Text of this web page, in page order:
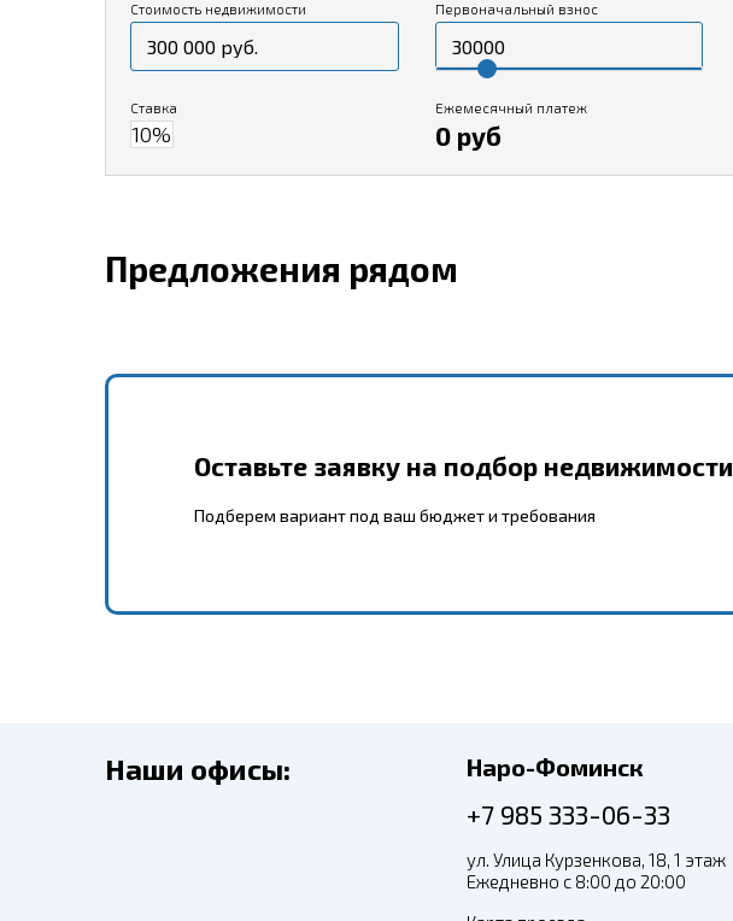
Стоимость недвижимости Первоначальный взнос
Ставка Ежемесячный платеж
0 руб
Предложения рядом
Оставьте заявку на подбор недвижимости
Подберем вариант под ваш бюджет и требования
Наши офисы: Наро-Фоминск
+7 985 333-06-33
ул. Улица Курзенкова, 18, 1 этаж
Ежедневно с 8:00 до 20:00